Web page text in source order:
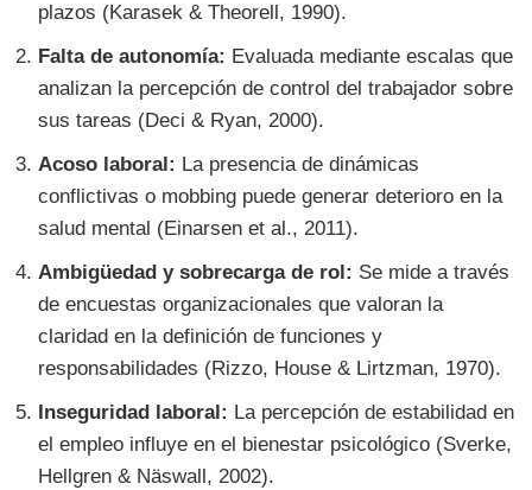
plazos (Karasek & Theorell, 1990).
Falta de autonomía: Evaluada mediante escalas que
analizan la percepción de control del trabajador sobre
sus tareas (Deci & Ryan, 2000).
Acoso laboral: La presencia de dinámicas
conflictivas o mobbing puede generar deterioro en la
salud mental (Einarsen et al., 2011).
Ambigüedad y sobrecarga de rol: Se mide a través
de encuestas organizacionales que valoran la
claridad en la definición de funciones y
responsabilidades (Rizzo, House & Lirtzman, 1970).
Inseguridad laboral: La percepción de estabilidad en
el empleo influye en el bienestar psicológico (Sverke,
Hellgren & Näswall, 2002).